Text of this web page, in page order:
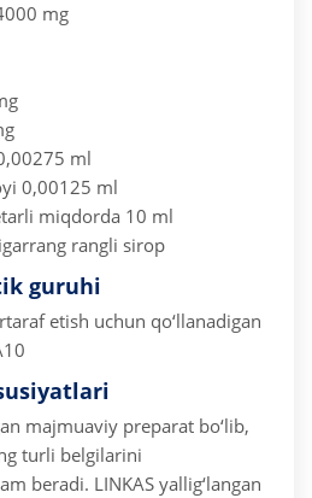
mg
ml
0,00125 ml
miqdorda 10 ml
rangli sirop
guruhi
etish uchun qo‘llanadigan
majmuaviy preparat bo‘lib,
turli belgilarini
beradi. LINKAS yallig‘langan